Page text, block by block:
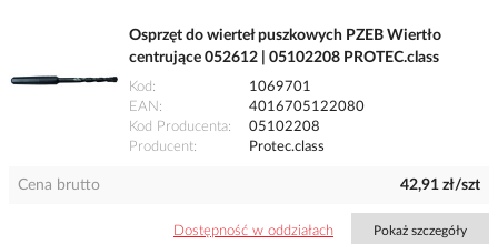
Osprzęt do wierteł puszkowych PZEB Wiertło
centrujące 052612 | 05102208 PROTEC.class
Kod
1069701
EAN
4016705122080
Kod Producenta
05102208
Producent
Protec.class
Cena brutto 42,91 zł/szt
Dostępność w oddziałach Pokaż szczegóły